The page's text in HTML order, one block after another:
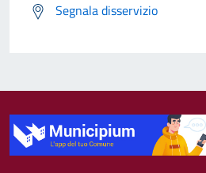
Segnala disservizio